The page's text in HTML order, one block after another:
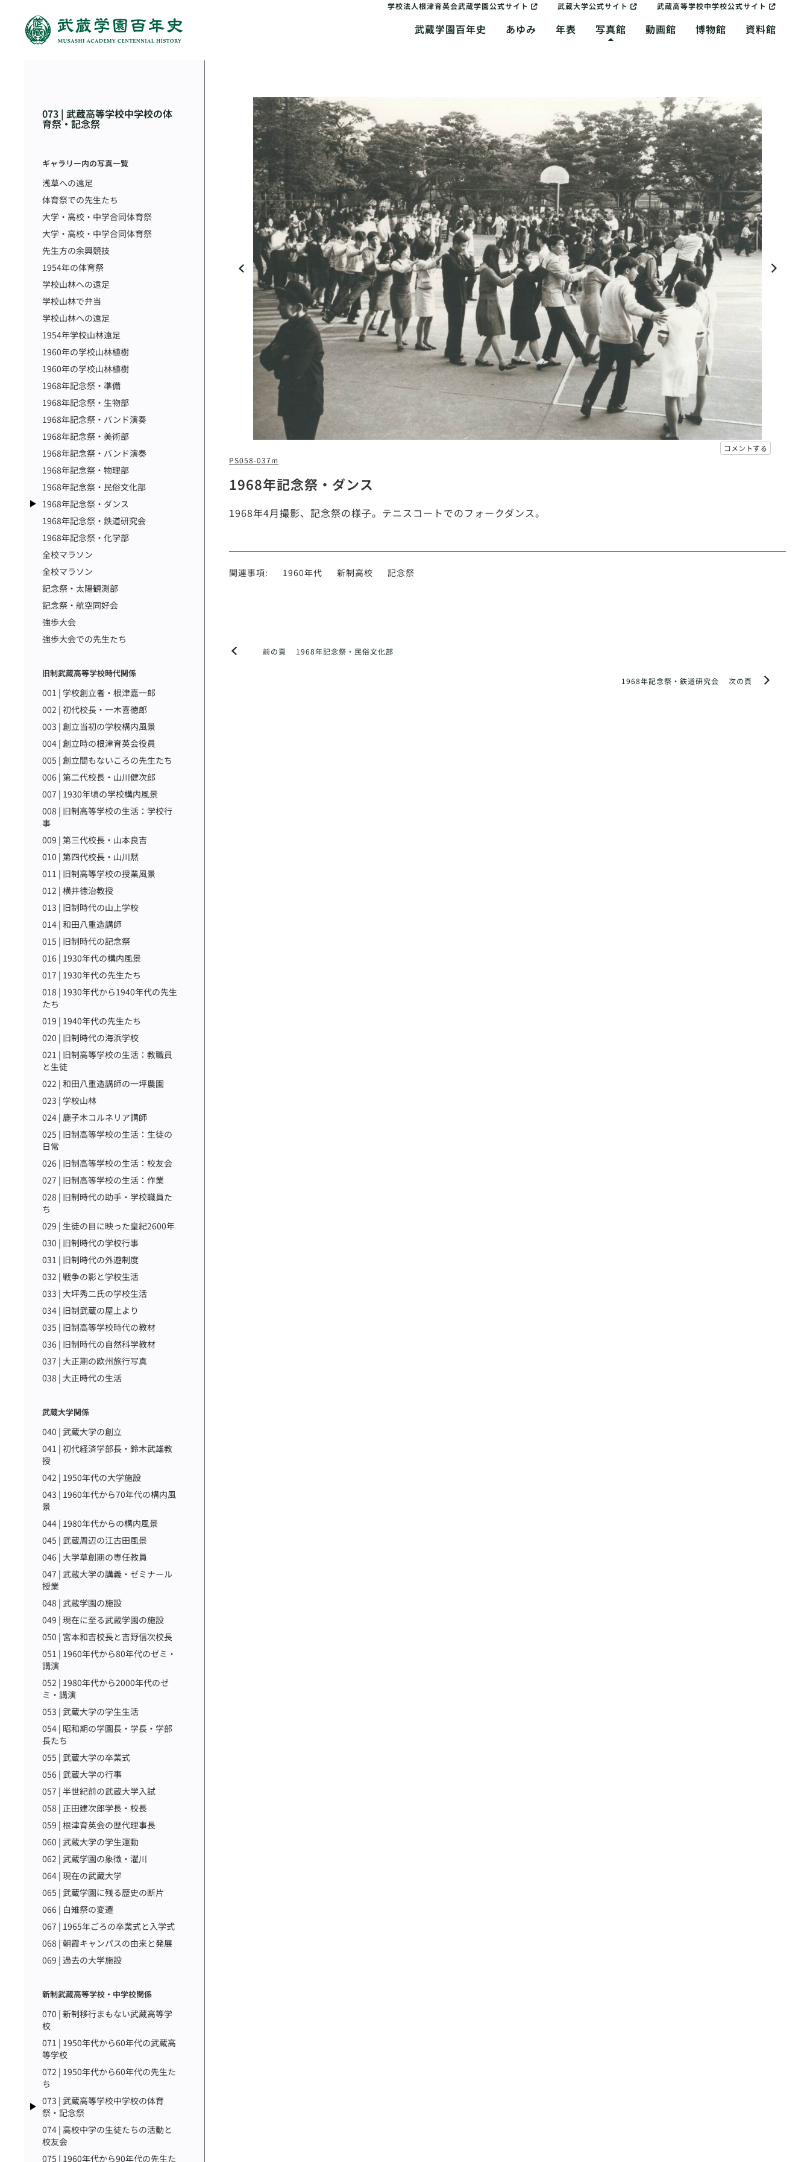
学校法人根津育英会武蔵学園公式サイト 武蔵大学公式サイト 武蔵高等学校中学校公式サイト
武蔵学園百年史 あゆみ 年表 写真館 動画館 博物館 資料館
073 | 武蔵高等学校中学校の体
育祭・記念祭
ギャラリー内の写真一覧
浅草への遠足
体育祭での先生たち
大学・高校・中学合同体育祭
大学・高校・中学合同体育祭
先生方の余興競技
1954年の体育祭
学校山林への遠足
学校山林で弁当
学校山林への遠足
1954年学校山林遠足
1960年の学校山林植樹
1960年の学校山林植樹
1968年記念祭・準備
1968年記念祭・生物部
1968年記念祭・バンド演奏
1968年記念祭・美術部
1968年記念祭・バンド演奏
1968年記念祭・物理部
1968年記念祭・民俗文化部
1968年記念祭・ダンス
1968年記念祭・鉄道研究会
1968年記念祭・化学部
全校マラソン
全校マラソン
記念祭・太陽観測部
記念祭・航空同好会
強歩大会
強歩大会での先生たち
旧制武蔵高等学校時代関係
001 | 学校創立者・根津嘉一郎
002 | 初代校長・一木喜徳郎
003 | 創立当初の学校構内風景
004 | 創立時の根津育英会役員
005 | 創立間もないころの先生たち
006 | 第二代校長・山川健次郎
007 | 1930年頃の学校構内風景
008 | 旧制高等学校の生活：学校行
事
009 | 第三代校長・山本良吉
010 | 第四代校長・山川黙
011 | 旧制高等学校の授業風景
012 | 横井徳治教授
013 | 旧制時代の山上学校
014 | 和田八重造講師
015 | 旧制時代の記念祭
016 | 1930年代の構内風景
017 | 1930年代の先生たち
018 | 1930年代から1940年代の先生
たち
019 | 1940年代の先生たち
020 | 旧制時代の海浜学校
021 | 旧制高等学校の生活：教職員
と生徒
022 | 和田八重造講師の一坪農園
023 | 学校山林
024 | 鹿子木コルネリア講師
025 | 旧制高等学校の生活：生徒の
日常
026 | 旧制高等学校の生活：校友会
027 | 旧制高等学校の生活：作業
028 | 旧制時代の助手・学校職員た
ち
029 | 生徒の目に映った皇紀2600年
030 | 旧制時代の学校行事
031 | 旧制時代の外遊制度
032 | 戦争の影と学校生活
033 | 大坪秀二氏の学校生活
034 | 旧制武蔵の屋上より
035 | 旧制高等学校時代の教材
036 | 旧制時代の自然科学教材
037 | 大正期の欧州旅行写真
038 | 大正時代の生活
武蔵大学関係
040 | 武蔵大学の創立
041 | 初代経済学部長・鈴木武雄教
授
042 | 1950年代の大学施設
043 | 1960年代から70年代の構内風
景
044 | 1980年代からの構内風景
045 | 武蔵周辺の江古田風景
046 | 大学草創期の専任教員
047 | 武蔵大学の講義・ゼミナール
授業
048 | 武蔵学園の施設
049 | 現在に至る武蔵学園の施設
050 | 宮本和吉校長と吉野信次校長
051 | 1960年代から80年代のゼミ・
講演
052 | 1980年代から2000年代のゼ
ミ・講演
053 | 武蔵大学の学生生活
054 | 昭和期の学園長・学長・学部
長たち
055 | 武蔵大学の卒業式
056 | 武蔵大学の行事
057 | 半世紀前の武蔵大学入試
058 | 正田建次郎学長・校長
059 | 根津育英会の歴代理事長
060 | 武蔵大学の学生運動
062 | 武蔵学園の象徴・濯川
064 | 現在の武蔵大学
065 | 武蔵学園に残る歴史の断片
066 | 白雉祭の変遷
067 | 1965年ごろの卒業式と入学式
068 | 朝霞キャンパスの由来と発展
069 | 過去の大学施設
新制武蔵高等学校・中学校関係
070 | 新制移行まもない武蔵高等学
校
071 | 1950年代から60年代の武蔵高
等学校
072 | 1950年代から60年代の先生た
ち
073 | 武蔵高等学校中学校の体育
祭・記念祭
074 | 高校中学の生徒たちの活動と
校友会
075 | 1960年代から90年代の先生た
コメントする
PS058-037m
1968年記念祭・ダンス
1968年4月撮影、記念祭の様子。テニスコートでのフォークダンス。
関連事項: 1960年代 新制高校 記念祭
前の頁 1968年記念祭・民俗文化部
次の頁
1968年記念祭・鉄道研究会